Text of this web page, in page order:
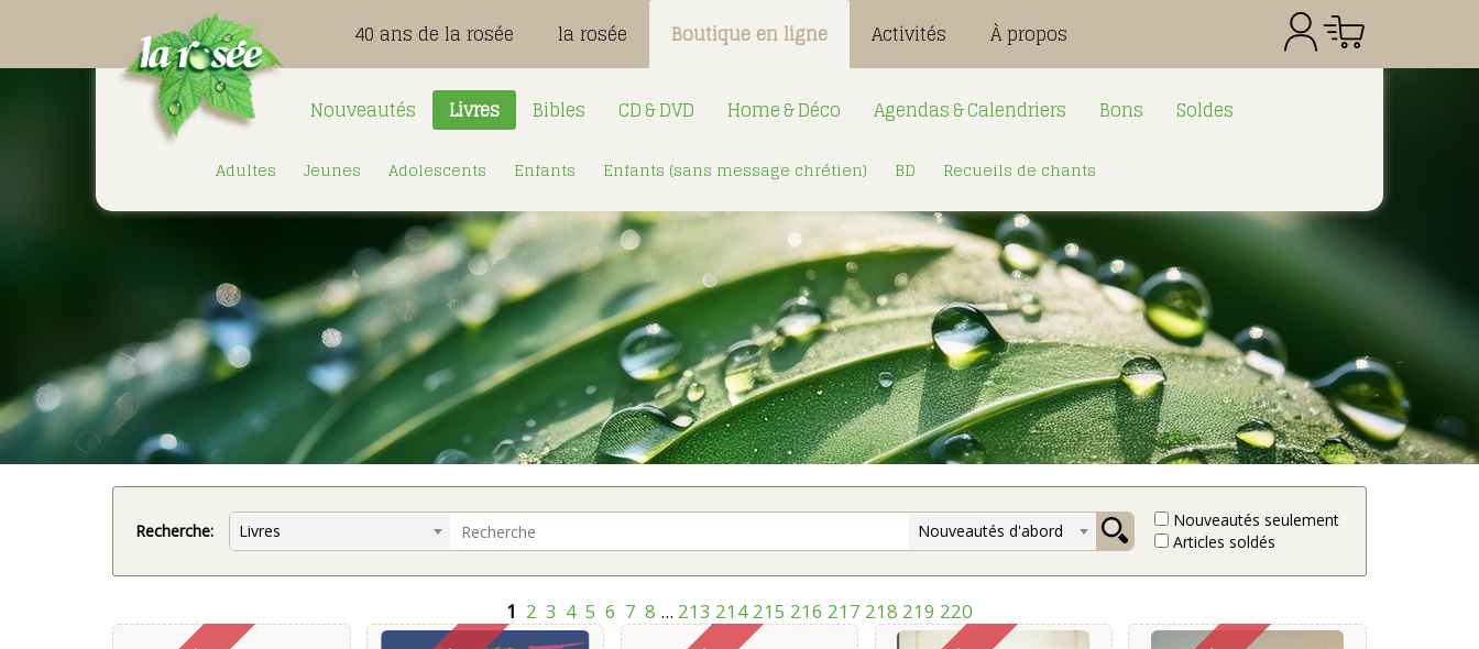
Login:
Mot de passe:
Total CHF
40 ans de la rosée la rosée Boutique en ligne Activités À propos
Nouveautés Livres Bibles CD & DVD Home & Déco Agendas & Calendriers Bons Soldes
Adultes Jeunes Adolescents Enfants Enfants (sans message chrétien) BD Recueils de chants
Recherche: Livres Nouveautés d'abord
Nouveautés seulement
Articles soldés
1 2 3 4 5 6 7 8 ... 213 214 215 216 217 218 219 220